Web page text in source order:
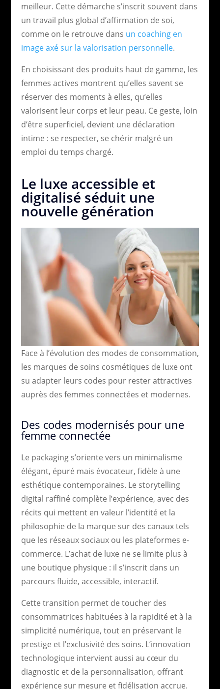
meilleur. Cette démarche s’inscrit souvent dans
un travail plus global d’affirmation de soi,
comme on le retrouve dans un coaching en
image axé sur la valorisation personnelle.
En choisissant des produits haut de gamme, les
femmes actives montrent qu’elles savent se
réserver des moments à elles, qu’elles
valorisent leur corps et leur peau. Ce geste, loin
d’être superficiel, devient une déclaration
intime : se respecter, se chérir malgré un
emploi du temps chargé.
Le luxe accessible et
digitalisé séduit une
nouvelle génération
Face à l’évolution des modes de consommation,
les marques de soins cosmétiques de luxe ont
su adapter leurs codes pour rester attractives
auprès des femmes connectées et modernes.
Des codes modernisés pour une
femme connectée
Le packaging s’oriente vers un minimalisme
élégant, épuré mais évocateur, fidèle à une
esthétique contemporaines. Le storytelling
digital raffiné complète l’expérience, avec des
récits qui mettent en valeur l’identité et la
philosophie de la marque sur des canaux tels
que les réseaux sociaux ou les plateformes e-
commerce. L’achat de luxe ne se limite plus à
une boutique physique : il s’inscrit dans un
parcours fluide, accessible, interactif.
Cette transition permet de toucher des
consommatrices habituées à la rapidité et à la
simplicité numérique, tout en préservant le
prestige et l’exclusivité des soins. L’innovation
technologique intervient aussi au cœur du
diagnostic et de la personnalisation, offrant
expérience sur mesure et fidélisation accrue.